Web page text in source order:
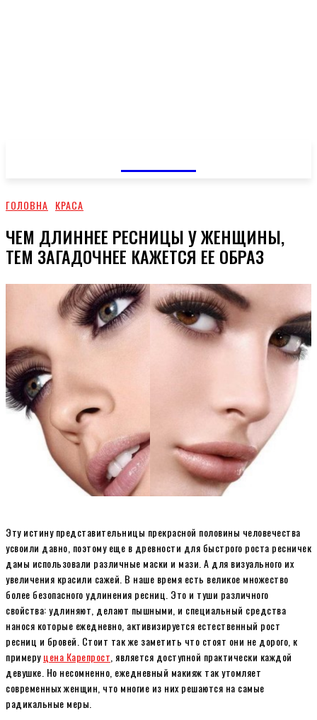
ГОЛОВНА КРАСА
ЧЕМ ДЛИННЕЕ РЕСНИЦЫ У ЖЕНЩИНЫ,
ТЕМ ЗАГАДОЧНЕЕ КАЖЕТСЯ ЕЕ ОБРАЗ
Эту истину представительницы прекрасной половины человечества
усвоили давно, поэтому еще в древности для быстрого роста ресничек
дамы использовали различные маски и мази. А для визуального их
увеличения красили сажей. В наше время есть великое множество
более безопасного удлинения ресниц. Это и туши различного
свойства: удлиняют, делают пышными, и специальный средства
нанося которые ежедневно, активизируется естественный рост
ресниц и бровей. Стоит так же заметить что стоят они не дорого, к
примеруцена Карепрост , является доступной практически каждой
девушке. Но несомненно, ежедневный макияж так утомляет
современных женщин, что многие из них решаются на самые
радикальные меры.